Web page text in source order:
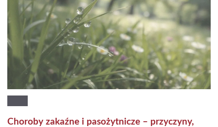
Choroby zakaźne i pasożytnicze – przyczyny,